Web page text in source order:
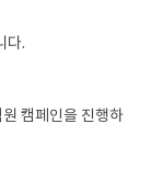
다.
캠페인을 진행하